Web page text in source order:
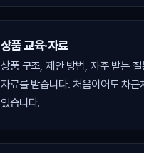
상품 교육·자료
상품 구조, 제안 방법, 자주 받는
자료를 받습니다. 처음이어도 차근
있습니다.